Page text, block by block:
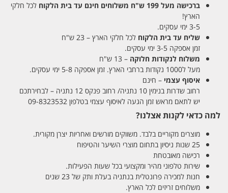
ברכישה מעל 199 ש"ח משלוחים חינם עד בית הלקוח לכל חלקי
הארץ!
3-5 ימי עסקים.
שליח עד בית הלקוח לכל חלקי הארץ – 23 ש"ח
זמן אספקה 3-5 ימי עסקים.
משלוח לנקודות חלוקה – 13 ש"ח
מעל ל1000 נקודות ברחבי הארץ. זמן אספקה 5-8 ימי עסקים.
איסוף עצמי – חינם
רחוב שדרות בנימין 10 נתניה/ רחוב פנקס 12 נתניה – לבחירתכם
יש לתאם מראש זמן הגעה לאיסוף עצמי בטלפון 09-8323532
למה כדאי לקנות אצלנו?
מוצרים מקוריים בלבד. משווקים מורשים ואחריות יצרן מקורית.
25 שנות ניסיון בתחום מוצרי השיער והטיפוח
רכישה מאובטחת
שירות טלפוני מהיר ומקצועי בכל שעות הפעילות.
חנות למכירה פרונטלית בנתניה בעלת ותק של 23 שנים
משלוחים זריזים לכל הארץ.